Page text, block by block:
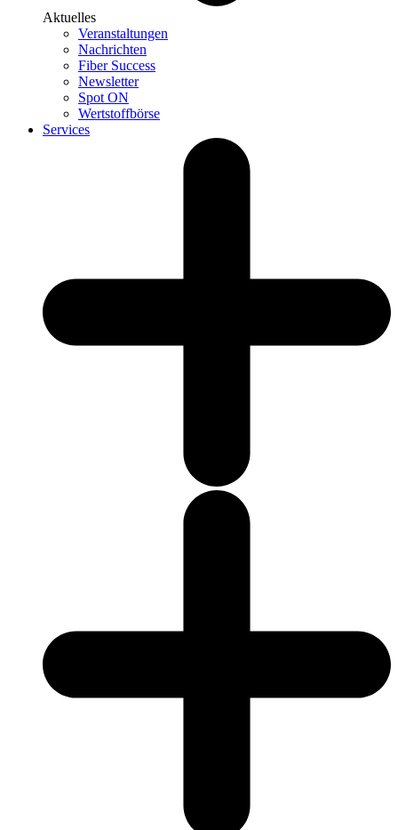
Aktuelles
Veranstaltungen
Nachrichten
Fiber Success
Newsletter
Spot ON
Wertstoffbörse
Services